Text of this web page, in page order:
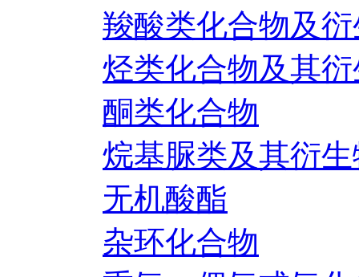
羧酸类化合物及
烃类化合物及其
酮类化合物
烷基脲类及其衍
无机酸酯
杂环化合物